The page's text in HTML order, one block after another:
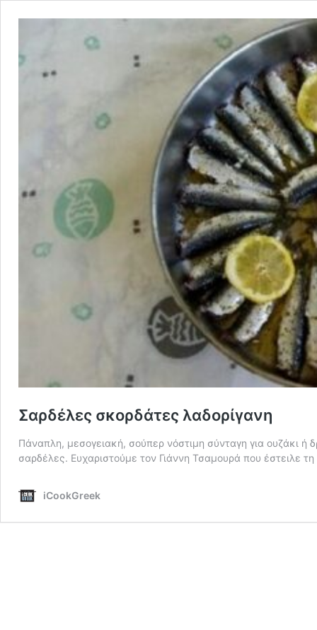
Σαρδέλες σκορδάτες λαδορίγανη
Πάναπλη, μεσογειακή, σούπερ νόστιμη σύνταγη για ουζάκι ή
σαρδέλες. Ευχαριστούμε τον Γιάννη Τσαμουρά που έστειλε
iCookGreek